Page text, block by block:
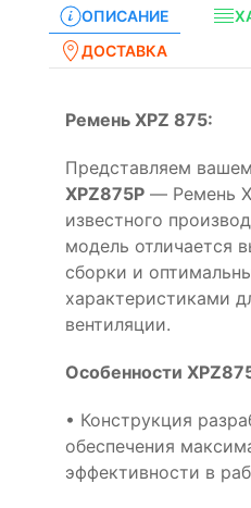
ОПИСАНИЕ
ДОСТАВКА
Ремень XPZ 875:
Представляем
XPZ875P — Ремень
известного
модель отличается
сборки и
характеристиками
вентиляции.
Особенности
• Конструкция
обеспечения
эффективности в